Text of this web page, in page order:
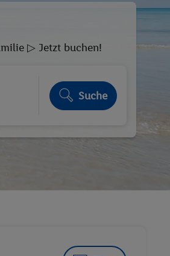
▷ Jetzt buchen!
Suche